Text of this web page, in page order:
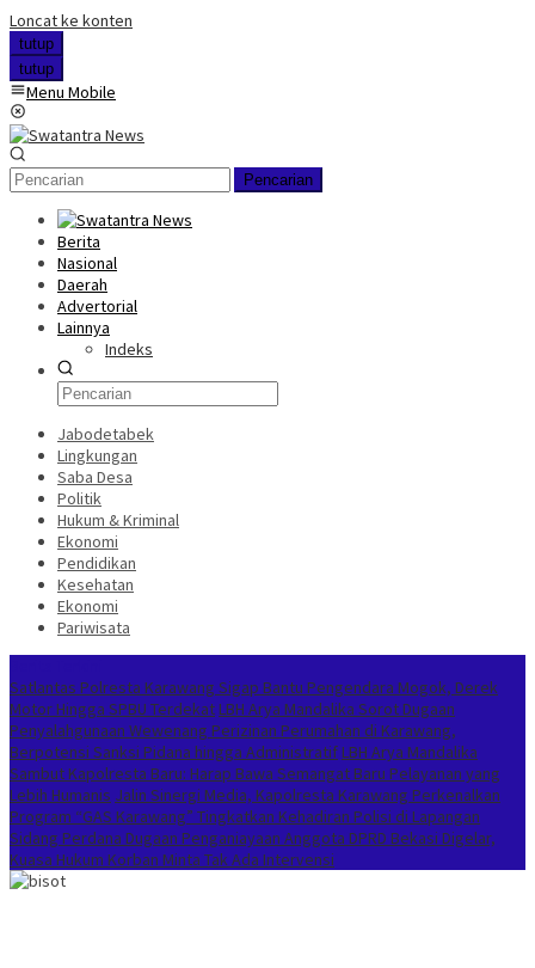
Loncat ke konten
tutup
tutup
Menu Mobile
Pencarian
Berita
Nasional
Daerah
Advertorial
Lainnya
Indeks
Jabodetabek
Lingkungan
Saba Desa
Politik
Hukum & Kriminal
Ekonomi
Pendidikan
Kesehatan
Ekonomi
Pariwisata
Satlantas Polresta Karawang Sigap Bantu Pengendara Mogok, Derek
Motor Hingga SPBU Terdekat LBH Arya Mandalika Sorot Dugaan
Penyalahgunaan Wewenang Perizinan Perumahan di Karawang,
Berpotensi Sanksi Pidana hingga Administratif LBH Arya Mandalika
Sambut Kapolresta Baru: Harap Bawa Semangat Baru Pelayanan yang
Lebih Humanis Jalin Sinergi Media, Kapolresta Karawang Perkenalkan
Program “GAS Karawang” Tingkatkan Kehadiran Polisi di Lapangan
Sidang Perdana Dugaan Penganiayaan Anggota DPRD Bekasi Digelar,
Kuasa Hukum Korban Minta Tak Ada Intervensi